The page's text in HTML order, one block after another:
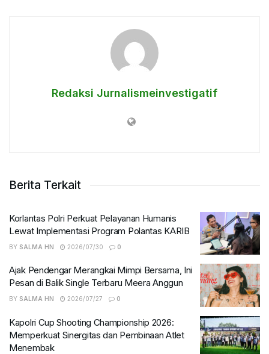
Redaksi Jurnalismeinvestigatif
Berita Terkait
Korlantas Polri Perkuat Pelayanan Humanis
Lewat Implementasi Program Polantas KARIB
BY SALMA HN 2026/07/30 0
Ajak Pendengar Merangkai Mimpi Bersama, Ini
Pesan di Balik Single Terbaru Meera Anggun
BY SALMA HN 2026/07/27 0
Kapolri Cup Shooting Championship 2026:
Memperkuat Sinergitas dan Pembinaan Atlet
Menembak